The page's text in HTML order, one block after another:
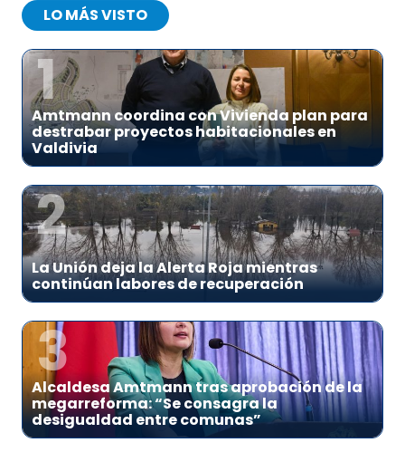
LO MÁS VISTO
1
Amtmann coordina con Vivienda plan para
destrabar proyectos habitacionales en
Valdivia
2
La Unión deja la Alerta Roja mientras
continúan labores de recuperación
3
Alcaldesa Amtmann tras aprobación de la
megarreforma: “Se consagra la
desigualdad entre comunas”